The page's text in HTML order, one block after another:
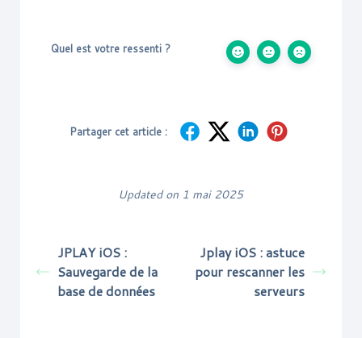
Quel est votre ressenti ?
Partager cet article :
Updated on 1 mai 2025
JPLAY iOS :
Sauvegarde de la
base de données
Jplay iOS : astuce
pour rescanner les
serveurs